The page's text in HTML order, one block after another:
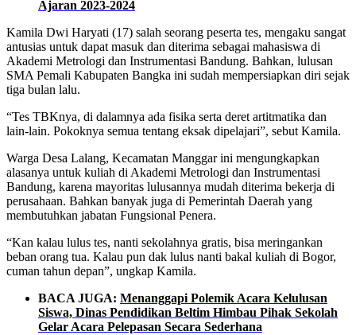
Ajaran 2023-2024
Kamila Dwi Haryati (17) salah seorang peserta tes, mengaku sangat
antusias untuk dapat masuk dan diterima sebagai mahasiswa di
Akademi Metrologi dan Instrumentasi Bandung. Bahkan, lulusan
SMA Pemali Kabupaten Bangka ini sudah mempersiapkan diri sejak
tiga bulan lalu.
“Tes TBKnya, di dalamnya ada fisika serta deret artitmatika dan
lain-lain. Pokoknya semua tentang eksak dipelajari”, sebut Kamila.
Warga Desa Lalang, Kecamatan Manggar ini mengungkapkan
alasanya untuk kuliah di Akademi Metrologi dan Instrumentasi
Bandung, karena mayoritas lulusannya mudah diterima bekerja di
perusahaan. Bahkan banyak juga di Pemerintah Daerah yang
membutuhkan jabatan Fungsional Penera.
“Kan kalau lulus tes, nanti sekolahnya gratis, bisa meringankan
beban orang tua. Kalau pun dak lulus nanti bakal kuliah di Bogor,
cuman tahun depan”, ungkap Kamila.
BACA JUGA: Menanggapi Polemik Acara Kelulusan
Siswa, Dinas Pendidikan Beltim Himbau Pihak Sekolah
Gelar Acara Pelepasan Secara Sederhana